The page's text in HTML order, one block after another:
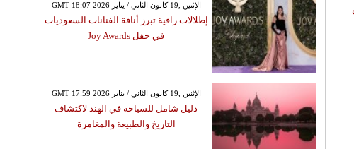
GMT 18:07 2026 الإثنين ,19 كانون الثاني / يناير
إطلالات راقية تبرز أناقة الفنانات السعوديات
في حفل Joy Awards
GMT 17:59 2026 الإثنين ,19 كانون الثاني / يناير
دليل شامل للسياحة في الهند لاكتشاف
التاريخ والطبيعة والمغامرة